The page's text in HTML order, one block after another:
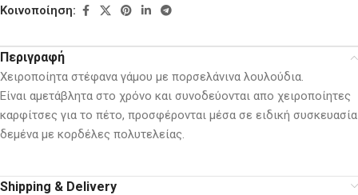
Κοινοποίηση:
Περιγραφή
Χειροποίητα στέφανα γάμου με πορσελάνινα λουλούδια.
Είναι αμετάβλητα στο χρόνο και συνοδεύονται απο χειροποίητες
καρφίτσες για το πέτο, προσφέρονται μέσα σε ειδική συσκευασία
δεμένα με κορδέλες πολυτελείας.
Shipping & Delivery